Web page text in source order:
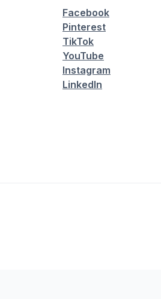
Facebook
Pinterest
TikTok
YouTube
Instagram
LinkedIn